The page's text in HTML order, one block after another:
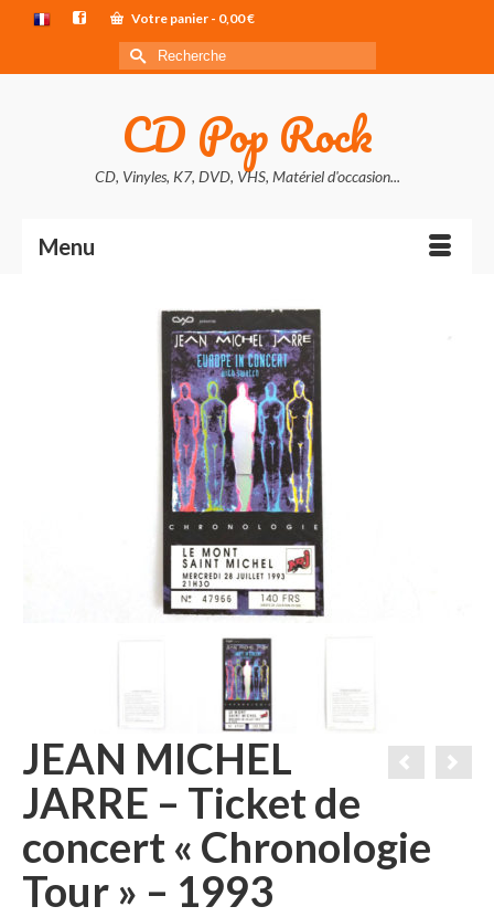
Votre panier - 0,00€
Rechercher :
CD Pop Rock
CD, Vinyles, K7, DVD, VHS, Matériel d'occasion...
Menu
JEAN MICHEL
JARRE – Ticket de
concert « Chronologie
Tour » – 1993